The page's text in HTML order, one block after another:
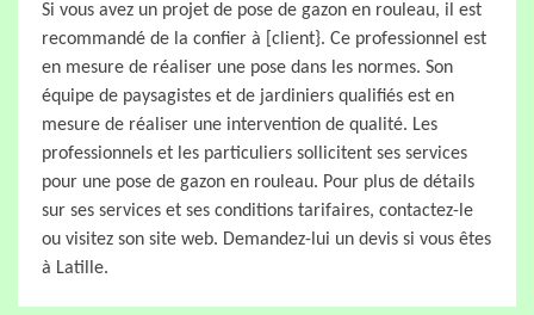
Si vous avez un projet de pose de gazon en rouleau, il est
recommandé de la confier à [client}. Ce professionnel est
en mesure de réaliser une pose dans les normes. Son
équipe de paysagistes et de jardiniers qualifiés est en
mesure de réaliser une intervention de qualité. Les
professionnels et les particuliers sollicitent ses services
pour une pose de gazon en rouleau. Pour plus de détails
sur ses services et ses conditions tarifaires, contactez-le
ou visitez son site web. Demandez-lui un devis si vous êtes
à Latille.